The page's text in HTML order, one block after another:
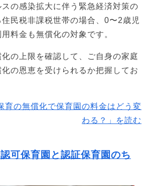
の感染拡大に伴う緊急経済対策の
民税非課税世帯の場合、0〜2歳児
料金も無償化の対象です。
の上限を確認して、ご自身の家庭
の恩恵を受けられるか把握してお
育の無償化で保育園の料金はどう変
わる？」を読む
可保育園と認証保育園のち